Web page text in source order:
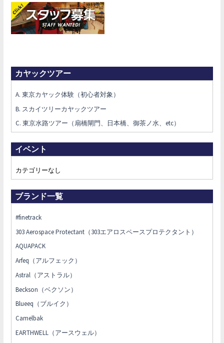
カヤックツアー
A. 東京カヤック体験（初心者対象）
B. スカイツリーカヤックツアー
C. 東京水路ツアー（扇橋閘門、日本橋、御茶ノ水、etc）
イベント
カテゴリーなし
ブランド一覧
#finetrack
303 Aerospace Protectant（303エアロスペースプロテクタント）
AQUAPACK
Arfeq（アルフェック）
Astral（アストラル）
Beckson（ベクソン）
Blueeq（ブルイク）
Camelbak
EARTHWELL（アースウェル）